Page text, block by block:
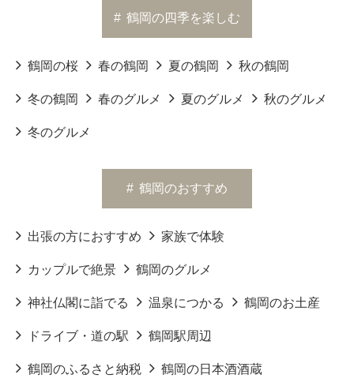
# 鶴岡の四季を楽しむ
鶴岡の桜 春の鶴岡 夏の鶴岡 秋の鶴岡
冬の鶴岡 春のグルメ 夏のグルメ 秋のグルメ
冬のグルメ
# 鶴岡のおすすめ
出張の方におすすめ 家族で体験
カップルで絶景 鶴岡のグルメ
神社仏閣に詣でる 温泉につかる 鶴岡のお土産
ドライブ・道の駅 鶴岡駅周辺
鶴岡のふるさと納税 鶴岡の日本酒酒蔵